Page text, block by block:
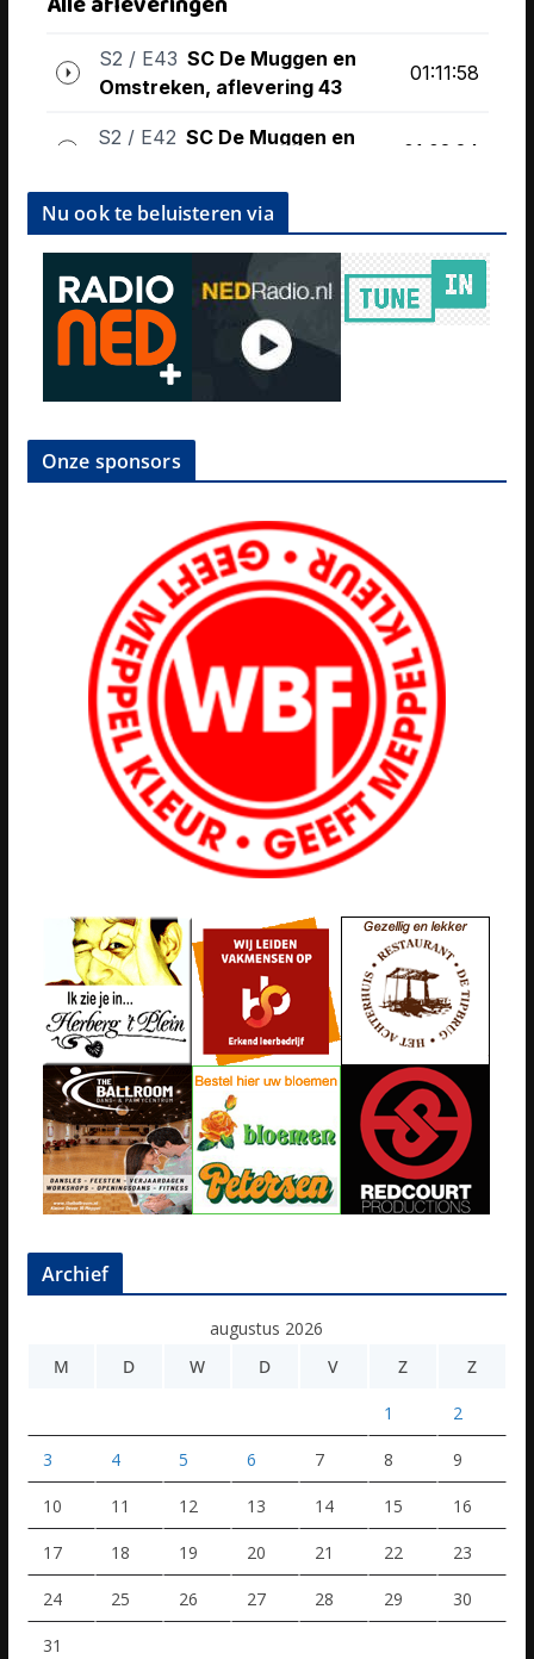
Nu ook te beluisteren via
Onze sponsors
Archief
augustus 2026
M
D W D V Z Z
1 2
3 4 5 6 7 8 9
10 11 12 13 14 15 16
17 18 19 20 21 22 23
24 25 26 27 28 29 30
31